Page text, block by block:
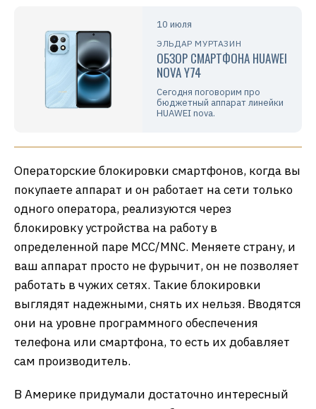
10 июля
ЭЛЬДАР МУРТАЗИН
ОБЗОР СМАРТФОНА HUAWEI
NOVA Y74
Сегодня поговорим про
бюджетный аппарат линейки
HUAWEI nova.
Операторские блокировки смартфонов, когда вы
покупаете аппарат и он работает на сети только
одного оператора, реализуются через
блокировку устройства на работу в
определенной паре MCC/MNC. Меняете страну, и
ваш аппарат просто не фурычит, он не позволяет
работать в чужих сетях. Такие блокировки
выглядят надежными, снять их нельзя. Вводятся
они на уровне программного обеспечения
телефона или смартфона, то есть их добавляет
сам производитель.
В Америке придумали достаточно интересный